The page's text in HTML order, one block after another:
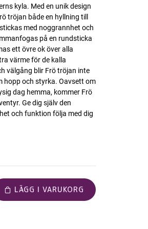
kyla. Med en unik design
tröjan både en hyllning till
med noggrannhet och
på en rundsticka
ett övre ok över alla
värme för de kalla
välgång blir Frö tröjan inte
hopp och styrka. Oavsett om
dag hemma, kommer Frö
Ge dig själv den
och funktion följa med dig
LÄGG I VARUKORG